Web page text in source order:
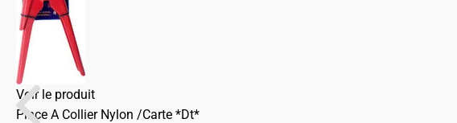
Voir le produit
Pince A Collier Nylon /Carte *Dt*